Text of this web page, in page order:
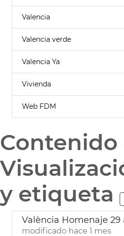
Valencia
Valencia verde
Valencia Ya
Vivienda
Web FDM
Contenido
y etiqueta
modificado hace 1 mes